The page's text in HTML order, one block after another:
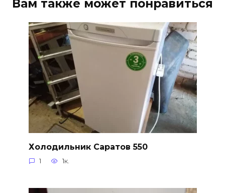
Вам также может понравиться
Холодильник Саратов 550
1 1к.